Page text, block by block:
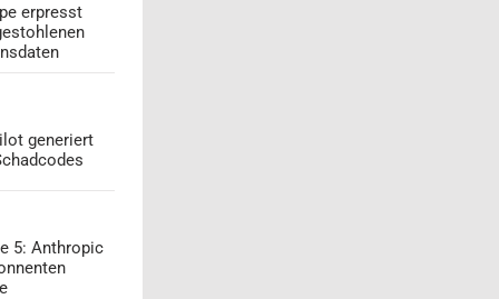
erpresst
generiert
5: Anthropic